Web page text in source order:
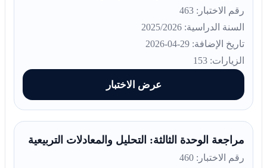
رقم الاختبار: 463
السنة الدراسية: 2025/2026
تاريخ الإضافة: 29-04-2026
الزيارات: 153
عرض الاختبار
مراجعة الوحدة الثالثة: التحليل والمعادلات التربيعية
رقم الاختبار: 460